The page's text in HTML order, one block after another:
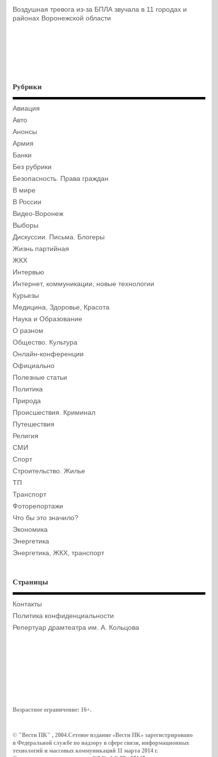
Воздушная тревога из-за БПЛА звучала в 11 городах и
районах Воронежской области
Рубрики
Авиация
Авто
Анонсы
Армия
Банки
Без рубрики
Безопасность. Права граждан
В мире
В России
Видео-Воронеж
Выборы
Дискуссии. Письма. Блогеры
Жизнь партийная
ЖКХ
Интервью
Интернет, коммуникации, новые технологии
Курьезы
Медицина, Здоровье, Красота
Наука и Образование
О разном
Общество. Культура
Онлайн-конференции
Официально
Полезные статьи
Политика
Природа
Происшествия. Криминал
Путешествия
Религия
СМИ
Спорт
Строительство. Жилье
ТП
Транспорт
Фоторепортажи
Что бы это значило?
Экономика
Энергетика
Энергетика, ЖКХ, транспорт
Страницы
Контакты
Политика конфиденциальности
Репертуар драмтеатра им. А. Кольцова
Возрастное ограничение: 16+.
© "Вести ПК" , 2004.Сетевое издание «Вести ПК» зарегистрировано
в Федеральной службе по надзору в сфере связи, информационных
технологий и массовых коммуникаций 11 марта 2014 г.